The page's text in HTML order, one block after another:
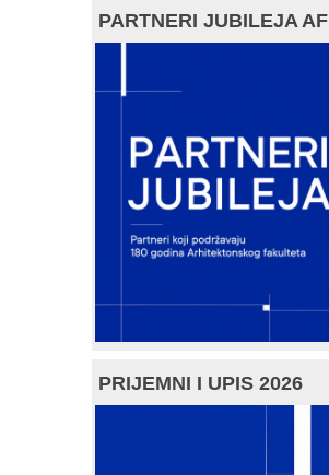
PARTNERI JUBILEJA AF
PRIJEMNI I UPIS 2026